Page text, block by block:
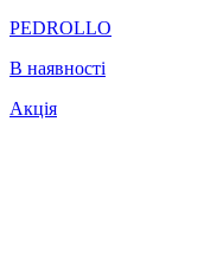
PEDROLLO
В наявності
Акція